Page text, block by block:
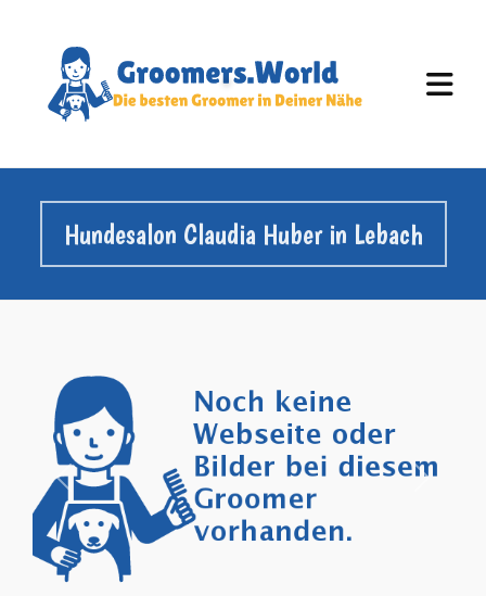
Hundesalon Claudia Huber in Lebach
Vorheriges